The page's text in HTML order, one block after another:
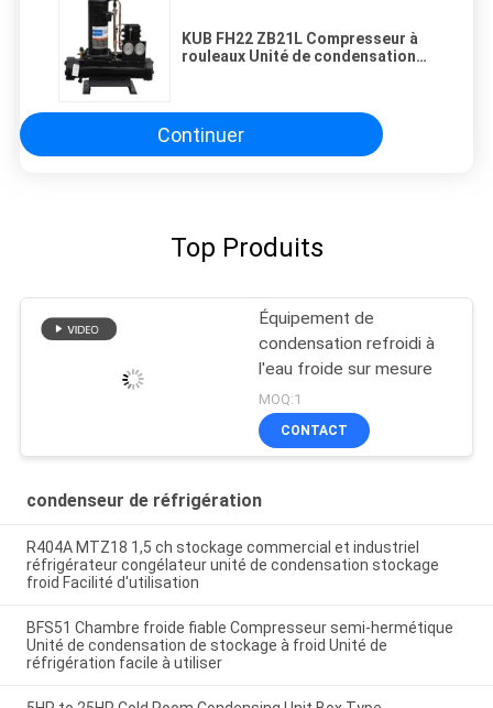
KUB FH22 ZB21L Compresseur à
rouleaux Unité de condensation
Continuer
Top Produits
Équipement de
condensation refroidi à
l'eau froide sur mesure
MOQ:1
CONTACT
condenseur de réfrigération
R404A MTZ18 1,5 ch stockage commercial et industriel
réfrigérateur congélateur unité de condensation stockage
froid Facilité d'utilisation
BFS51 Chambre froide fiable Compresseur semi-hermétique
Unité de condensation de stockage à froid Unité de
réfrigération facile à utiliser